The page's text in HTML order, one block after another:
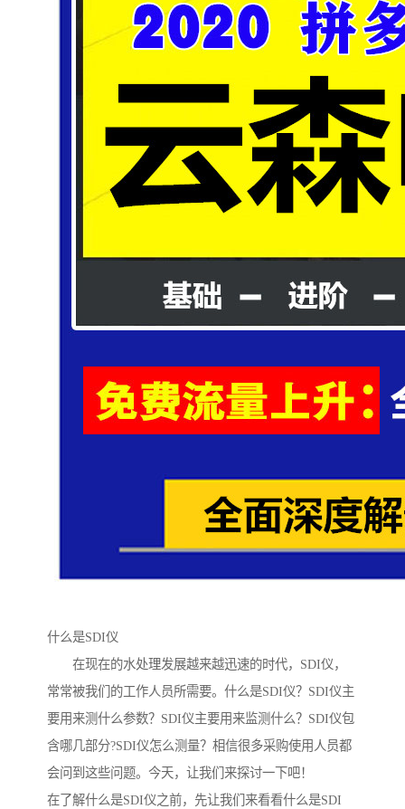
什么是SDI仪
在现在的水处理发展越来越迅速的时代，SDI仪，
常常被我们的工作人员所需要。什么是SDI仪？SDI仪主
要用来测什么参数？SDI仪主要用来监测什么？SDI仪包
含哪几部分?SDI仪怎么测量？相信很多采购使用人员都
会问到这些问题。今天，让我们来探讨一下吧！
在了解什么是SDI仪之前，先让我们来看看什么是SDI